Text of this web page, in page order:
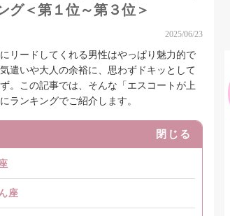
グ＜第１位～第３位＞
2025/06/23
リードしてくれる男性はやっぱり魅力的で
遣いや大人の余裕に、思わずドキッとして
。この記事では、そんな「エスコートが上
ランキングでご紹介します。
閉じる
座